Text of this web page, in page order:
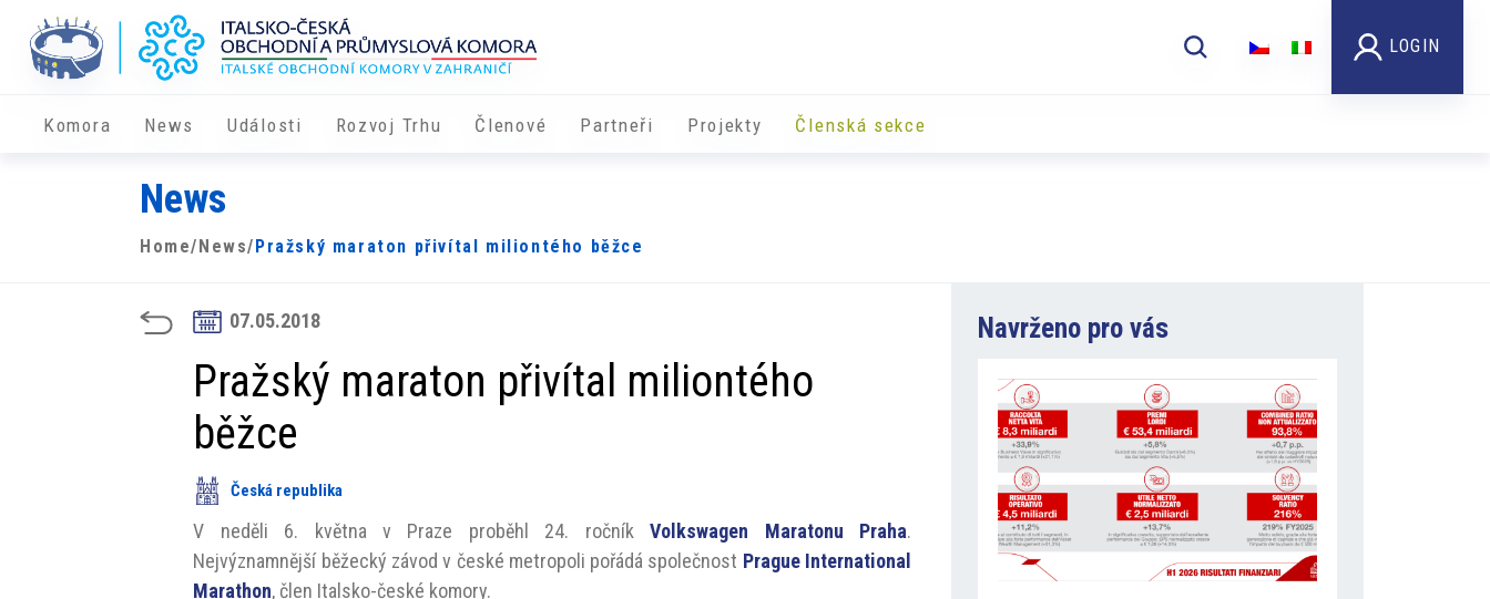
LOGIN
Komora News Události Rozvoj Trhu Členové Partneři ​​Projekty Členská sekce
News
Home/ News/ Pražský maraton přivítal miliontého běžce
07.05.2018
Pražský maraton přivítal miliontého
běžce
Česká republika
V neděli 6. května v Praze proběhl 24. ročníkVolkswagen Maratonu Praha.
Nejvýznamnější běžecký závod v české metropoli pořádá společnost Prague International
Marathon, člen Italsko-české komory.
Navrženo pro vás